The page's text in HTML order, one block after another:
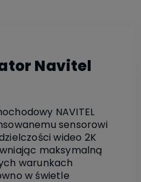
Navitel
NAVITEL
sensorowi
wideo 2K
maksymalną
warunkach
w świetle